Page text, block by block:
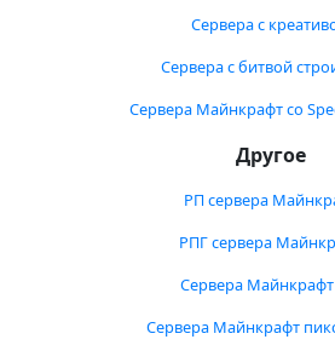
Сервера с
Сервера с битвой
Сервера Майнкрафт со
Другое
РП сервера
РПГ сервера
Сервера Майнкрафт
Сервера Майнкрафт